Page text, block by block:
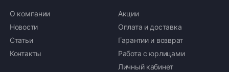
О компании
Новости
Статьи
Контакты
Акции
Оплата и доставка
Гарантии и возврат
Работа с юрлицами
Личный кабинет